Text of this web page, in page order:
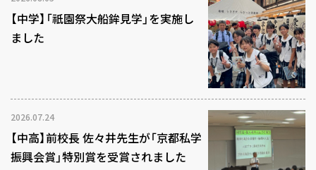
【中学】「祇園祭大船鉾見学」を実施し
ました
2026.07.24
【中高】前校長 佐々井先生が「京都私学
振興会賞」特別賞を受賞されました